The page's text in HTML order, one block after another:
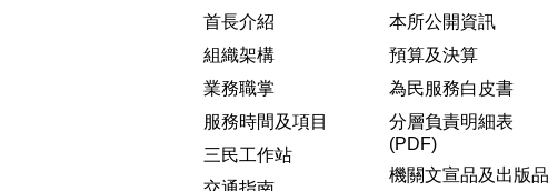
首長介紹
組織架構
業務職掌
服務時間及項目
三民工作站
本所公開資訊
預算及決算
為民服務白皮書
分層負責明細表
(PDF)
機關文宣品及出版品